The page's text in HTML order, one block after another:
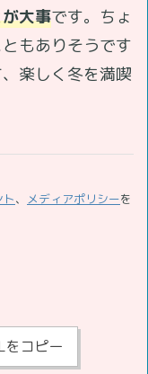
大事です。ちょ
もありそうです
楽しく冬を満喫
、 メディアポリシーを
をコピー